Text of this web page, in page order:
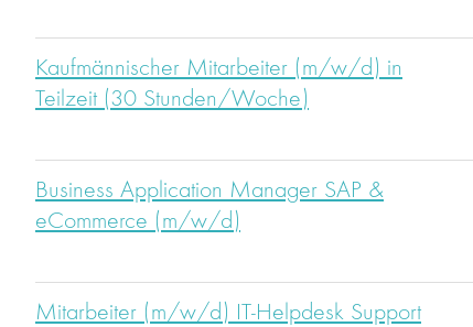
Kaufmännischer Mitarbeiter (m/w/d) in
Teilzeit (30 Stunden/Woche)
Business Application Manager SAP &
eCommerce (m/w/d)
Mitarbeiter (m/w/d) IT-Helpdesk Support